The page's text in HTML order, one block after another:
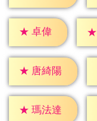
★ 卓偉 ★
★ 唐綺陽
★ 瑪法達